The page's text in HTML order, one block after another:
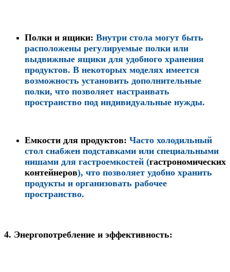
Полки и ящики: Внутри стола могут быть
расположены регулируемые полки или
выдвижные ящики для удобного хранения
продуктов. В некоторых моделях имеется
возможность установить дополнительные
полки, что позволяет настраивать
пространство под индивидуальные нужды.
Емкости для продуктов: Часто холодильный
стол снабжен подставками или специальными
нишами для гастроемкостей (гастрономических
контейнеров), что позволяет удобно хранить
продукты и организовать рабочее
пространство.
4. Энергопотребление и эффективность: